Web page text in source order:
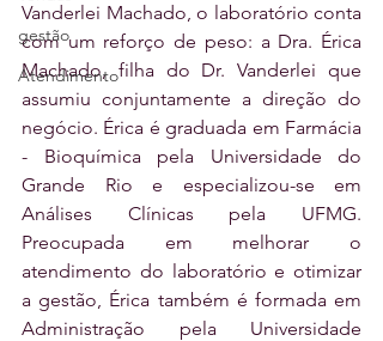
gestão
Atendimento
Vanderlei Machado, o laboratório conta
com um reforço de peso: a Dra. Érica
Machado, filha do Dr. Vanderlei que
assumiu conjuntamente a direção do
negócio. Érica é graduada em Farmácia
- Bioquímica pela Universidade do
Grande Rio e especializou-se em
Análises Clínicas pela UFMG.
Preocupada em melhorar o
atendimento do laboratório e otimizar
a gestão, Érica também é formada em
Administração pela Universidade